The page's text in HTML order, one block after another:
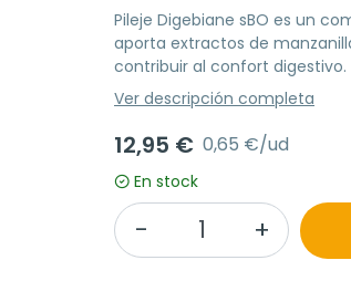
Pileje Digebiane sBO es un
aporta extractos de
contribuir al confort digestivo.
Ver descripción completa
12,95 € 0,65 €/ud
En stock